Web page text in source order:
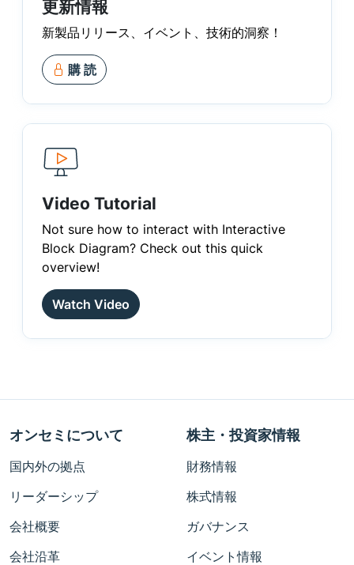
更新情報
新製品リリース、イベント、技術的洞察！
購 読
Video Tutorial
Not sure how to interact with Interactive
Block Diagram? Check out this quick
overview!
Watch Video
オンセミについて
国内外の拠点
リーダーシップ
会社概要
会社沿革
株主・投資家情報
財務情報
株式情報
ガバナンス
イベント情報